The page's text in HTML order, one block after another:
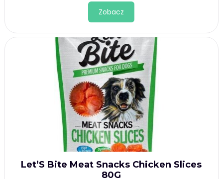
Zobacz
Let’S Bite Meat Snacks Chicken Slices
80G